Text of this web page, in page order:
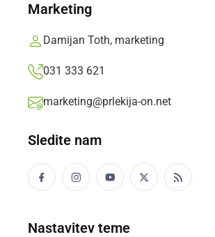
Marketing
Damijan Toth, marketing
031 333 621
marketing@prlekija-on.net
Sledite nam
Nastavitev teme
Policisti
družino in
Na področju
dejanje zoper